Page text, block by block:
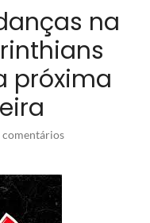
na
próxima
comentários